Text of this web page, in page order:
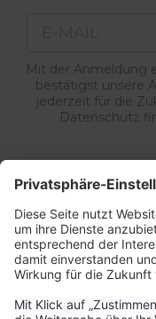
Mit der Anmeldung
bestätigst unsere
jederzeit für die
Datenschutz